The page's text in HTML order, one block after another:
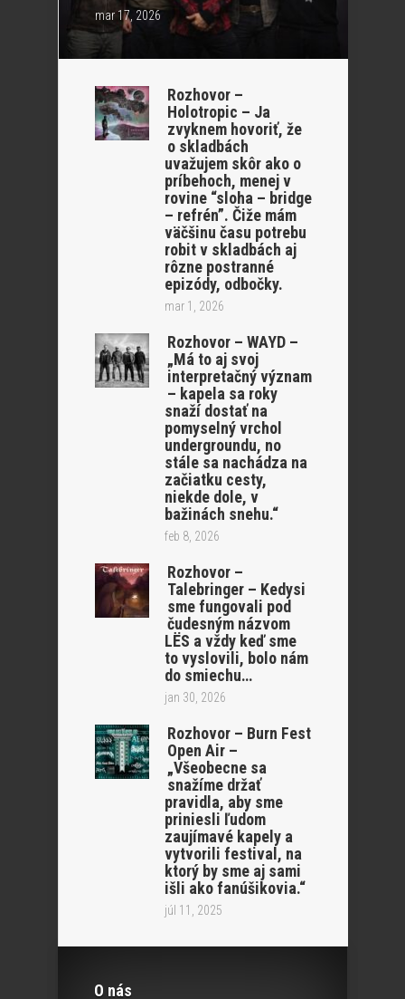
mar 17, 2026
Rozhovor –
Holotropic – Ja
zvyknem hovoriť, že
o skladbách
uvažujem skôr ako o
príbehoch, menej v
rovine “sloha – bridge
– refrén”. Čiže mám
väčšinu času potrebu
robit v skladbách aj
rôzne postranné
epizódy, odbočky.
mar 1, 2026
Rozhovor – WAYD –
„Má to aj svoj
interpretačný význam
– kapela sa roky
snaží dostať na
pomyselný vrchol
undergroundu, no
stále sa nachádza na
začiatku cesty,
niekde dole, v
bažinách snehu.“
feb 8, 2026
Rozhovor –
Talebringer – Kedysi
sme fungovali pod
čudesným názvom
LËS a vždy keď sme
to vyslovili, bolo nám
do smiechu…
jan 30, 2026
Rozhovor – Burn Fest
Open Air –
„Všeobecne sa
snažíme držať
pravidla, aby sme
priniesli ľudom
zaujímavé kapely a
vytvorili festival, na
ktorý by sme aj sami
išli ako fanúšikovia.“
júl 11, 2025
O nás